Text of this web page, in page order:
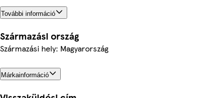
További információ
Származási ország
Származási hely: Magyarország
Márkainformáció